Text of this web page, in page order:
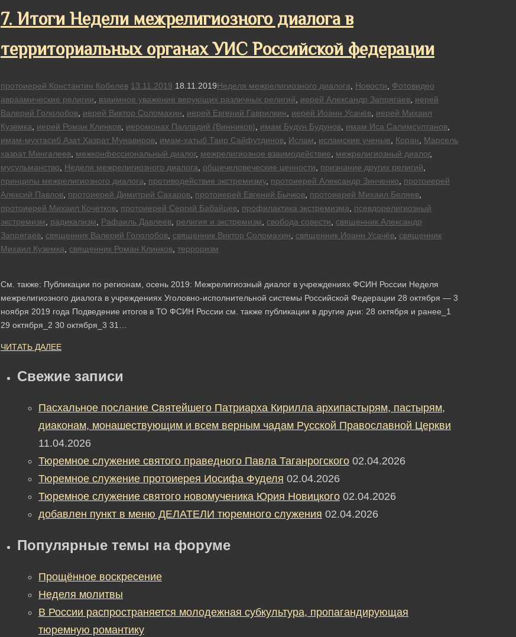
7. Итоги Недели межрелигиозного диалога в
территориальных органах УИС Российской федерации
протоиерей Константин Кобелев 13.11.2019 18.11.2019Неделя межрелигиозного диалога Новости
Фотовидео
авраамические религии
взаимное уважение верующих различных религий иерей Александр Запрягаев иерей
Валерий Гололобов иерей Виктор Соломахин иерей Евгений Гаврилкин иерей Иоанн Усачёв иерей Михаил
Куземка
иерей Роман Клинков иеромонах Палладий (Винников) имам Будун Будунов имам Иса Салимсултанов
имам-мухтасиб Азат Хазрат Мунавиров имам-хатыб Таир Сайфутдинов Ислам исламские ученые Коран
Марсель
хазрат Мингалеев межконфессиональный диалог, межрелигиозное взаимодействие межрелигиозный диалог,
мусульманство
Неделя межрелигиозного диалога общечеловеческие ценности признание других религий
принципы межрелигиозного диалога
противодействие экстремизму, протоиерей Александр Зинченко
протоиерей
Алексий Павлов протоиерей Димитрий Сахаров протоиерей Евгений Бычков протоиерей Михаил Беляев
протоиерей Михаил Кочетков протоиерей Сергий Бабайцев профилактика экстремизма
псевдорелигиозный
экстремизм
радикализм Рафаиль Давлеев религия и экстремизм свобода совести
священник Александр
Запрягаев священник Валерий Гололобов священник Виктор Соломахин священник Иоанн Усачёв священник
Михаил Куземка
священник Роман Клинков терроризм
См. также: Публикации по регионам, осень 2019: Межрелигиозный диалог в учреждениях ФСИН России Неделя
межрелигиозного диалога в учреждениях Уголовно-исполнительной системы Российской Федерации 28 октября — 3
ноября 2019 года Подведение итогов в ТО ФСИН России см. также публикации в другие дни: 28 октября и ранее_1
29 октября_2 30 октября_3 31…
ЧИТАТЬ ДАЛЕЕ
Свежие записи
Пасхальное послание Святейшего Патриарха Кирилла архипастырям, пастырям,
диаконам, монашествующим и всем верным чадам Русской Православной Церкви
11.04.2026
Тюремное служение святого праведного Павла Таганрогского 02.04.2026
Тюремное служение протоиерея Иосифа Фуделя 02.04.2026
Тюремное служение святого новомученика Юрия Новицкого 02.04.2026
добавлен пункт в меню ДЕЛАТЕЛИ тюремного служения 02.04.2026
Популярные темы на форуме
Прощённое воскресение
Неделя молитвы
В России распространяется молодежная субкультура, пропагандирующая
тюремную романтику